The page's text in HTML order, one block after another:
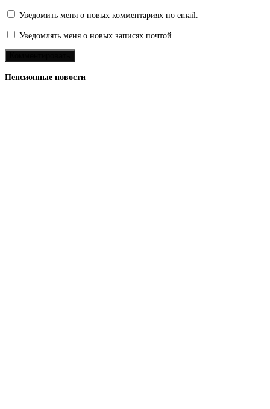
Уведомить меня о новых комментариях по email.
Уведомлять меня о новых записях почтой.
Пенсионные новости